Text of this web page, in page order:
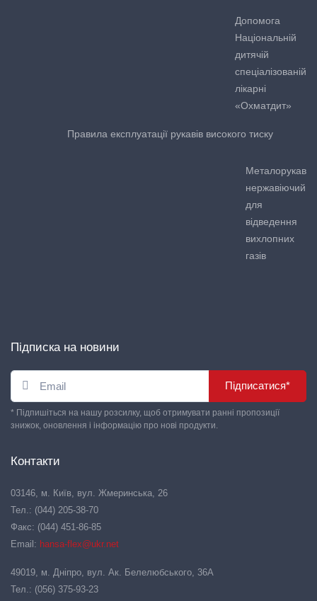
Допомога
Національній
дитячій
спеціалізованій
лікарні
«Охматдит»
Правила експлуатації рукавів високого тиску
Металорукав
нержавіючий
для
відведення
вихлопних
газів
Підписка на новини
Підписатися*
* Підпишіться на нашу розсилку, щоб отримувати ранні пропозиції
знижок, оновлення і інформацію про нові продукти.
Контакти
03146, м. Київ, вул. Жмеринська, 26
Тел.: (044) 205-38-70
Факс: (044) 451-86-85
Email: hansa-flex@ukr.net
49019, м. Дніпро, вул. Ак. Белелюбського, 36А
Тел.: (056) 375-93-23